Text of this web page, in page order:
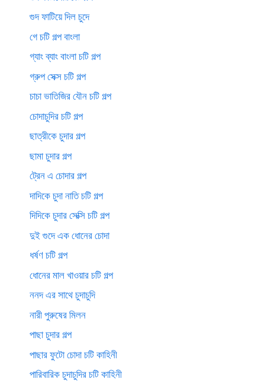
গুদ ফাটিয়ে দিল চুদে
গে চটি গল্প বাংলা
গ্যাং ব্যাং বাংলা চটি গল্প
গ্রুপ সেক্স চটি গল্প
চাচা ভাতিজির যৌন চটি গল্প
চোদাচুদির চটি গল্প
ছাত্রীকে চুদার গল্প
ছামা চুদার গল্প
ট্রেন এ চোদার গল্প
দাদিকে চুদা নাতি চটি গল্প
দিদিকে চুদার সেক্সি চটি গল্প
দুই গুদে এক ধোনের চোদা
ধর্ষণ চটি গল্প
ধোনের মাল খাওয়ার চটি গল্প
ননদ এর সাথে চুদাচুদি
নারী পুরুষের মিলন
পাছা চুদার গল্প
পাছার ফুটো চোদা চটি কাহিনী
পারিবারিক চুদাচুদির চটি কাহিনী